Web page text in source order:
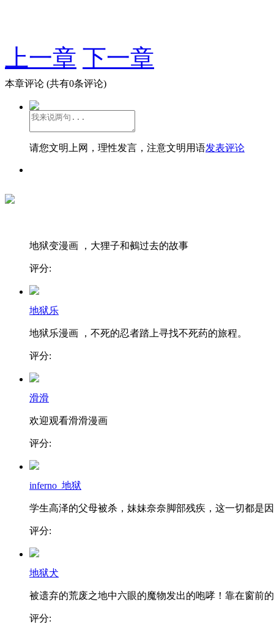
上一章 下一章
本章评论 (共有0条评论)
请您文明上网，理性发言，注意文明用语发表评论
地狱变漫画 ，大狸子和鵺过去的故事
评分:
地狱乐
地狱乐漫画 ，不死的忍者踏上寻找不死药的旅程。
评分:
滑滑
欢迎观看滑滑漫画
评分:
inferno_地狱
学生高泽的父母被杀，妹妹奈奈脚部残疾，这一切都是
评分:
地狱犬
被遗弃的荒废之地中六眼的魔物发出的咆哮！靠在窗前
评分: